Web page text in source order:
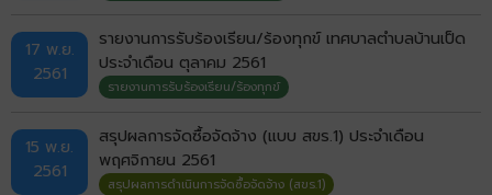
17 พ.ย.
2561
รายงานการรับร้องเรียน/ร้องทุกข์ เทศบาลตำบลบ้านเป็ด
ประจำเดือน ตุลาคม 2561
รายงานการรับร้องเรียน/ร้องทุกข์
15 พ.ย.
2561
สรุปผลการจัดซื้อจัดจ้าง (แบบ สขร.1) ประจำเดือน
พฤศจิกายน 2561
สรุปผลการดำเนินการจัดซื้อจัดจ้าง (สขร.1)